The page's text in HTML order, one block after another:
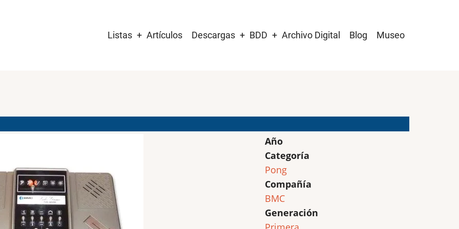
navigation
Listas Artículos Descargas BDD Archivo Digital Blog Museo
Año
Categoría
Pong
Compañía
BMC
Generación